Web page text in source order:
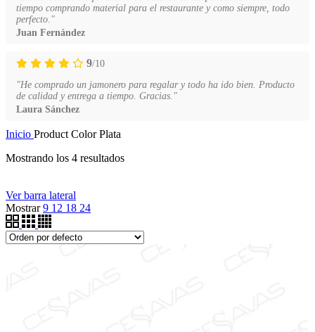
tiempo comprando material para el restaurante y como siempre, todo
perfecto."
Juan Fernández
9/10
"He comprado un jamonero para regalar y todo ha ido bien. Producto
de calidad y entrega a tiempo. Gracias."
Laura Sánchez
Inicio Product ColorPlata
Mostrando los 4 resultados
Filtrar por precio
Ver barra lateral
Mostrar9 12 18 24